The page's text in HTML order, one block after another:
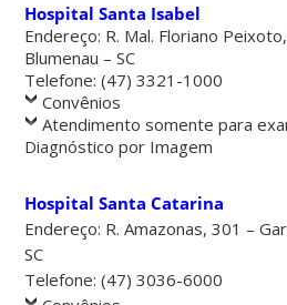
Hospital Santa Isabel
Endereço: R. Mal. Floriano
Blumenau – SC
Telefone: (47) 3321-1000
Convênios
Atendimento somente para
Diagnóstico por Imagem
Hospital Santa Catarina
Endereço: R. Amazonas, 301 –
SC
Telefone: (47) 3036-6000